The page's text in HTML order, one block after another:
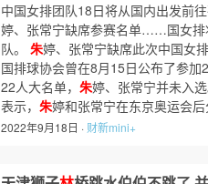
中国女排团队18日将从国内出发前
婷、张常宁缺席参赛名单……国女排
队。 朱婷、张常宁缺席此次中国女
国排球协会曾在8月15日公布了参
22人大名单， 朱婷、张常宁并未入
表示， 朱婷和张常宁在东京奥运会
2022年9月18日 · 财新mini+